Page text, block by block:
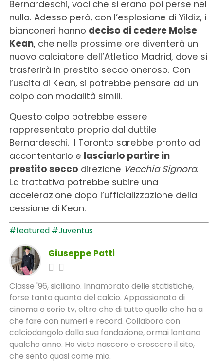
Bernardeschi, voci che si erano poi perse nel
nulla. Adesso però, con l’esplosione di Yildiz, i
bianconeri hanno deciso di cedere Moise
Kean, che nelle prossime ore diventerà un
nuovo calciatore dell’Atletico Madrid, dove si
trasferirà in prestito secco oneroso. Con
l’uscita di Kean, si potrebbe pensare ad un
colpo con modalità simili.
Questo colpo potrebbe essere
rappresentato proprio dal duttile
Bernardeschi. Il Toronto sarebbe pronto ad
accontentarlo e lasciarlo partire in
prestito secco direzione Vecchia Signora.
La trattativa potrebbe subire una
accelerazione dopo l’ufficializzazione della
cessione di Kean.
#featured #Juventus
Giuseppe Patti
Classe '96, siciliano. Innamorato delle statistiche,
forse tanto quanto del calcio. Appassionato di
cinema e serie tv, oltre che di tutto quello che ha a
che fare con numeri e record. Collaboro con
calciodangolo dalla sua fondazione, ormai lontana
qualche anno. Ho visto nascere e crescere il sito,
che sento quasi come mio.